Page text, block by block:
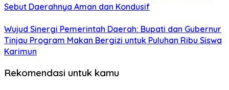
Sebut Daerahnya Aman dan Kondusif
Wujud Sinergi Pemerintah Daerah: Bupati dan Gubernur
Tinjau Program Makan Bergizi untuk Puluhan Ribu Siswa
Karimun
Rekomendasi untuk kamu